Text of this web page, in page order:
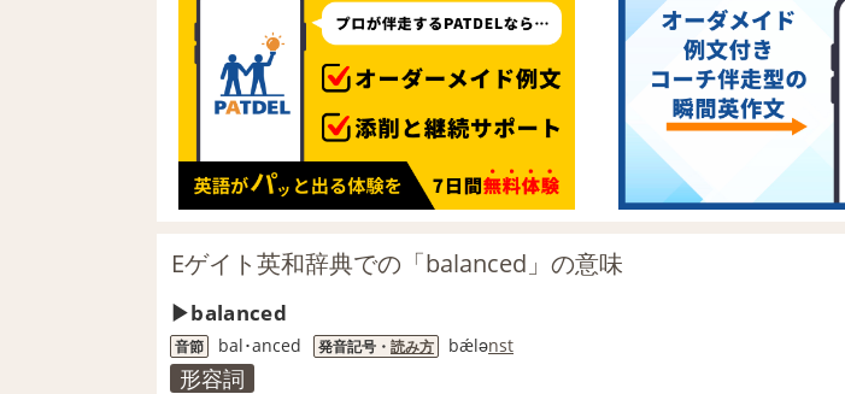
Eゲイト英和辞典での「balanced」の意味
balanced
音節 bal･anced 発音記号・ 読み方 bǽlənst
形容詞